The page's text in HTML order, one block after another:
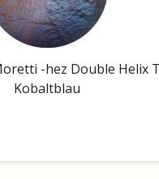
-hez Double Helix
Kobaltblau